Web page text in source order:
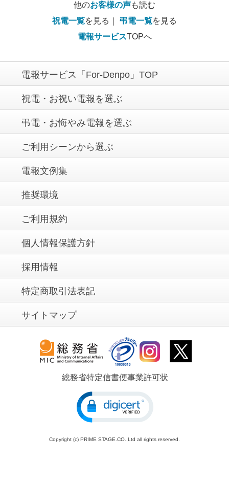
他のお客様の声も読む
祝電一覧を見る｜ 弔電一覧を見る
電報サービスTOPへ
電報サービス「For-Denpo」TOP
祝電・お祝い電報を選ぶ
弔電・お悔やみ電報を選ぶ
ご利用シーンから選ぶ
電報文例集
推奨環境
ご利用規約
個人情報保護方針
採用情報
特定商取引法表記
サイトマップ
総務省特定信書便事業許可状
Copyright (c) PRIME STAGE.CO.,Ltd all rights reserved.